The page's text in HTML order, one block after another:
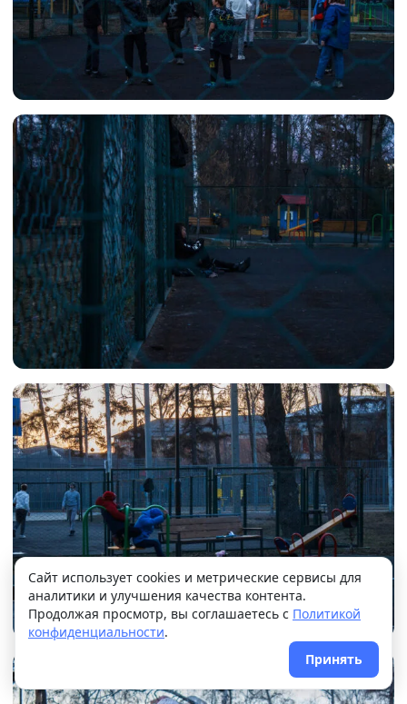
+12° Ясно
Ощущается как +12
10 м/с 762 мм 92%
Сайт использует cookies и метрические сервисы для
аналитики и улучшения качества контента.
Продолжая просмотр, вы соглашаетесь с Политикой
конфиденциальности.
Принять